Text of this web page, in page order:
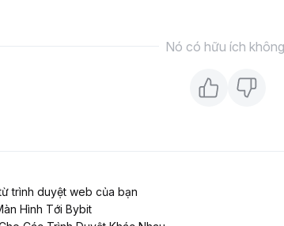
Nó có hữu ích
trình duyệt web của bạn
Hình Tới Bybit